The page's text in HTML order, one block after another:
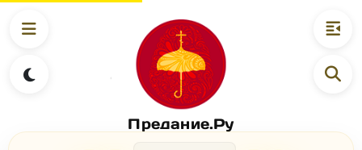
Предание.Ру